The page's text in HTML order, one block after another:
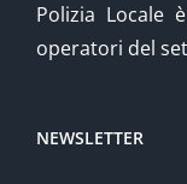
Polizia Locale
operatori del
NEWSLETTER